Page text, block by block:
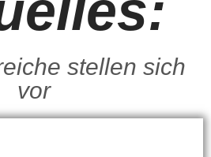
stellen sich
vor